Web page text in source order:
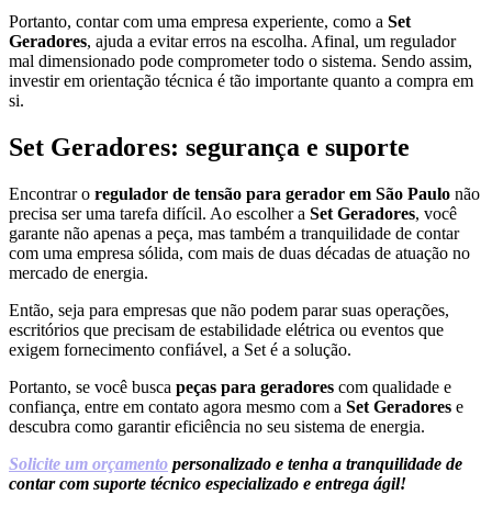
Portanto, contar com uma empresa experiente, como a Set
Geradores, ajuda a evitar erros na escolha. Afinal, um regulador
mal dimensionado pode comprometer todo o sistema. Sendo assim,
investir em orientação técnica é tão importante quanto a compra em
si.
Set Geradores: segurança e suporte
Encontrar o regulador de tensão para gerador em São Paulo não
precisa ser uma tarefa difícil. Ao escolher a Set Geradores, você
garante não apenas a peça, mas também a tranquilidade de contar
com uma empresa sólida, com mais de duas décadas de atuação no
mercado de energia.
Então, seja para empresas que não podem parar suas operações,
escritórios que precisam de estabilidade elétrica ou eventos que
exigem fornecimento confiável, a Set é a solução.
Portanto, se você busca peças para geradores com qualidade e
confiança, entre em contato agora mesmo com a Set Geradores e
descubra como garantir eficiência no seu sistema de energia.
Solicite um orçamento personalizado e tenha a tranquilidade de
contar com suporte técnico especializado e entrega ágil!